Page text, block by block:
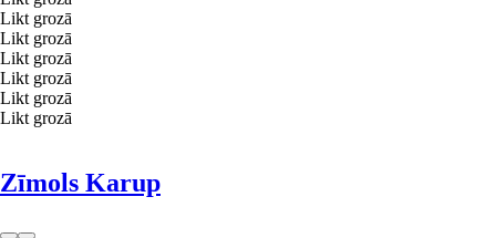
Likt grozā
Likt grozā
Likt grozā
Likt grozā
Likt grozā
Likt grozā
Zīmols Karup